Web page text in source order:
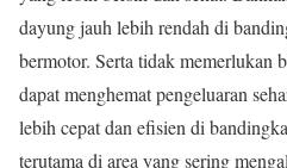
dayung jauh lebih rendah di
bermotor. Serta tidak memerlukan
dapat menghemat pengeluaran
lebih cepat dan efisien di
terutama di area yang sering